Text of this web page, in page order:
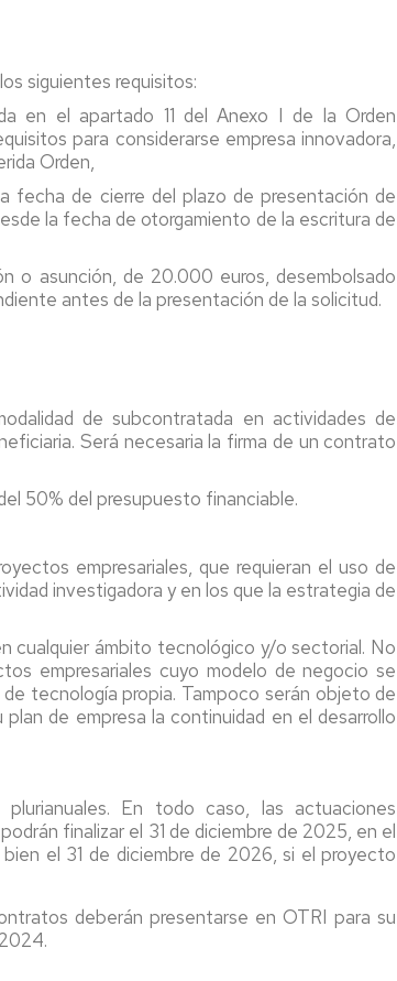
siguientes requisitos:
en el apartado 11 del Anexo I de la Orden
para considerarse empresa innovadora,
Orden,
fecha de cierre del plazo de presentación de
la fecha de otorgamiento de la escritura de
o asunción, de 20.000 euros, desembolsado
antes de la presentación de la solicitud.
de subcontratada en actividades de
Será necesaria la firma de un contrato
50% del presupuesto financiable.
empresariales, que requieran el uso de
investigadora y en los que la estrategia de
cualquier ámbito tecnológico y/o sectorial. No
empresariales cuyo modelo de negocio se
tecnología propia. Tampoco serán objeto de
de empresa la continuidad en el desarrollo
En todo caso, las actuaciones
finalizar el 31 de diciembre de 2025, en el
el 31 de diciembre de 2026, si el proyecto
deberán presentarse en OTRI para su